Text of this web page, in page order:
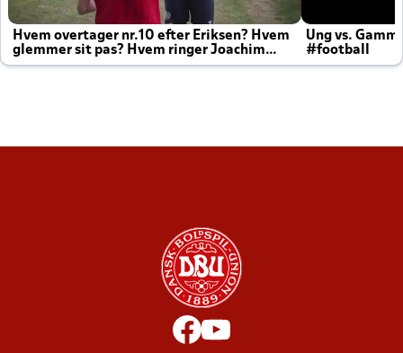
Hvem overtager nr.10 efter Eriksen? Hvem
glemmer sit pas? Hvem ringer Joachim
altid til efter kampe?
Ung vs.
#football